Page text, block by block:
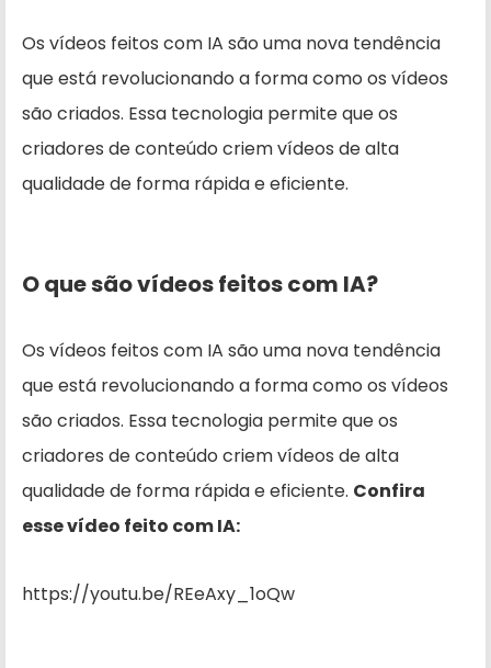
Os vídeos feitos com IA são uma nova tendência
que está revolucionando a forma como os vídeos
são criados. Essa tecnologia permite que os
criadores de conteúdo criem vídeos de alta
qualidade de forma rápida e eficiente.
O que são vídeos feitos com IA?
Os vídeos feitos com IA são uma nova tendência
que está revolucionando a forma como os vídeos
são criados. Essa tecnologia permite que os
criadores de conteúdo criem vídeos de alta
qualidade de forma rápida e eficiente. Confira
esse vídeo feito com IA:
https://youtu.be/REeAxy_1oQw